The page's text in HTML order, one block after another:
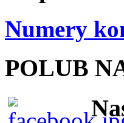
Numery
POLUB